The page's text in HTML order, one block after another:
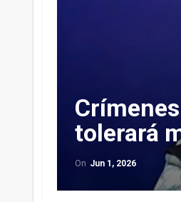
tolerará
On Jun 1, 2026